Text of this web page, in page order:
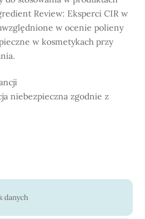
Review: Eksperci CIR w
w ocenie polieny
w kosmetykach przy
niebezpieczna zgodnie z
danych